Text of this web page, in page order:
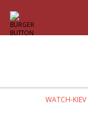
WATCH-KIEV